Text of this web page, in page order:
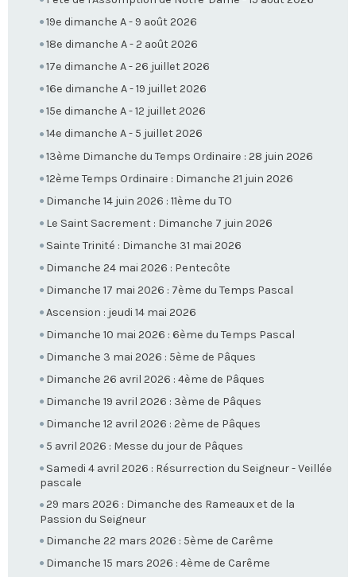
19e dimanche A - 9 août 2026
18e dimanche A - 2 août 2026
17e dimanche A - 26 juillet 2026
16e dimanche A - 19 juillet 2026
15e dimanche A - 12 juillet 2026
14e dimanche A - 5 juillet 2026
13ème Dimanche du Temps Ordinaire : 28 juin 2026
12ème Temps Ordinaire : Dimanche 21 juin 2026
Dimanche 14 juin 2026 : 11ème du TO
Le Saint Sacrement : Dimanche 7 juin 2026
Sainte Trinité : Dimanche 31 mai 2026
Dimanche 24 mai 2026 : Pentecôte
Dimanche 17 mai 2026 : 7ème du Temps Pascal
Ascension : jeudi 14 mai 2026
Dimanche 10 mai 2026 : 6ème du Temps Pascal
Dimanche 3 mai 2026 : 5ème de Pâques
Dimanche 26 avril 2026 : 4ème de Pâques
Dimanche 19 avril 2026 : 3ème de Pâques
Dimanche 12 avril 2026 : 2ème de Pâques
5 avril 2026 : Messe du jour de Pâques
Samedi 4 avril 2026 : Résurrection du Seigneur - Veillée
pascale
29 mars 2026 : Dimanche des Rameaux et de la
Passion du Seigneur
Dimanche 22 mars 2026 : 5ème de Carême
Dimanche 15 mars 2026 : 4ème de Carême